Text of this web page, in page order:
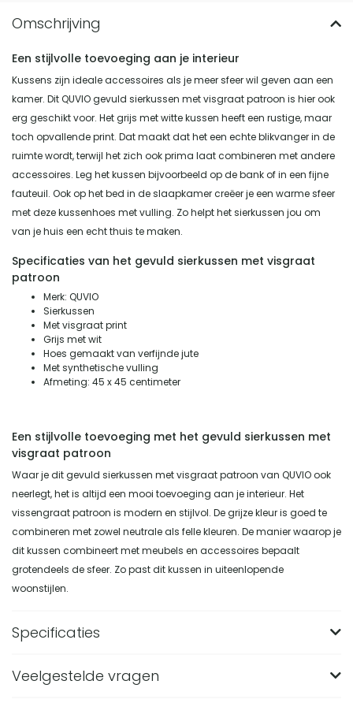
Een stijlvolle toevoeging aan je interieur
Kussens zijn ideale accessoires als je meer sfeer wil geven aan een
kamer. Dit QUVIO gevuld sierkussen met visgraat patroon is hier ook
erg geschikt voor. Het grijs met witte kussen heeft een rustige, maar
toch opvallende print. Dat maakt dat het een echte blikvanger in de
ruimte wordt, terwijl het zich ook prima laat combineren met andere
accessoires. Leg het kussen bijvoorbeeld op de bank of in een fijne
fauteuil. Ook op het bed in de slaapkamer creëer je een warme sfeer
met deze kussenhoes met vulling. Zo helpt het sierkussen jou om
van je huis een echt thuis te maken.
Specificaties van het gevuld sierkussen met visgraat
patroon
Merk: QUVIO
Sierkussen
Met visgraat print
Grijs met wit
Hoes gemaakt van verfijnde jute
Met synthetische vulling
Afmeting: 45 x 45 centimeter
Een stijlvolle toevoeging met het gevuld sierkussen met
visgraat patroon
Waar je dit gevuld sierkussen met visgraat patroon van QUVIO ook
neerlegt, het is altijd een mooi toevoeging aan je interieur. Het
vissengraat patroon is modern en stijlvol. De grijze kleur is goed te
combineren met zowel neutrale als felle kleuren. De manier waarop je
dit kussen combineert met meubels en accessoires bepaalt
grotendeels de sfeer. Zo past dit kussen in uiteenlopende
woonstijlen.
Specificaties
Merk
Veelgestelde vragen